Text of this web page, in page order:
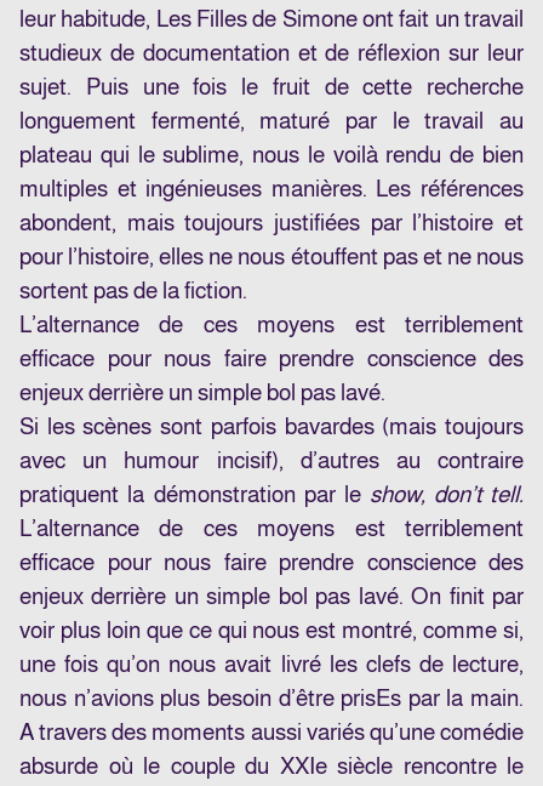
leur habitude, Les Filles de Simone ont fait un travail
studieux de documentation et de réflexion sur leur
sujet. Puis une fois le fruit de cette recherche
longuement fermenté, maturé par le travail au
plateau qui le sublime, nous le voilà rendu de bien
multiples et ingénieuses manières. Les références
abondent, mais toujours justifiées par l’histoire et
pour l’histoire, elles ne nous étouffent pas et ne nous
sortent pas de la fiction.
L’alternance de ces moyens est terriblement
efficace pour nous faire prendre conscience des
enjeux derrière un simple bol pas lavé.
Si les scènes sont parfois bavardes (mais toujours
avec un humour incisif), d’autres au contraire
pratiquent la démonstration par le show, don’t tell.
L’alternance de ces moyens est terriblement
efficace pour nous faire prendre conscience des
enjeux derrière un simple bol pas lavé. On finit par
voir plus loin que ce qui nous est montré, comme si,
une fois qu’on nous avait livré les clefs de lecture,
nous n’avions plus besoin d’être prisEs par la main.
A travers des moments aussi variés qu’une comédie
absurde où le couple du XXIe siècle rencontre le